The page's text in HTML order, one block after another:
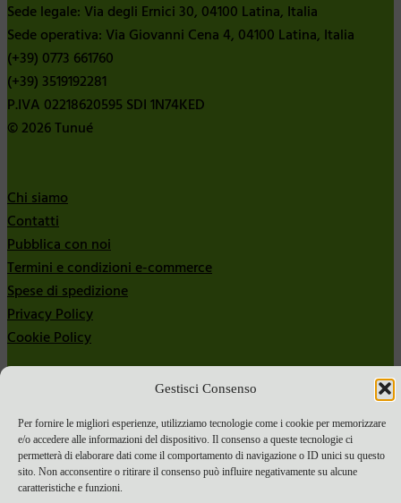
Gestisci Consenso
Per fornire le migliori esperienze, utilizziamo tecnologie come i cookie per memorizzare
e/o accedere alle informazioni del dispositivo. Il consenso a queste tecnologie ci
permetterà di elaborare dati come il comportamento di navigazione o ID unici su questo
sito. Non acconsentire o ritirare il consenso può influire negativamente su alcune
caratteristiche e funzioni.
Sede legale: Via degli Ernici 30, 04100 Latina, Italia
Sede operativa: Via Giovanni Cena 4, 04100 Latina, Italia
(+39) 0773 661760
(+39) 3519192281
P.IVA 02218620595 SDI 1N74KED
© 2026 Tunué
Chi siamo
Contatti
Pubblica con noi
Termini e condizioni e-commerce
Spese di spedizione
Privacy Policy
Cookie Policy
Bandi 2024
Bandi 2025